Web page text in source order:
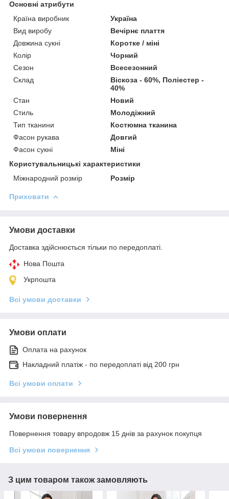
Основні атрибути
Країна виробник
Україна
Вид виробу
Вечірнє плаття
Довжина сукні
Коротке / міні
Колір
Чорний
Сезон
Всесезонний
Склад
Віскоза - 60%, Поліестер -
40%
Стан
Новий
Стиль
Молодіжний
Тип тканини
Костюмна тканина
Фасон рукава
Довгий
Фасон сукні
Міні
Користувальницькі характеристики
Міжнародний розмір
Розмір
Приховати
Умови доставки
Доставка здійснюється тільки по передоплаті.
Нова Пошта
Укрпошта
Всі умови доставки
Умови оплати
Оплата на рахунок
Накладний платіж - по передоплаті від 200 грн
Всі умови оплати
Умови повернення
Повернення товару впродовж 15 днів за рахунок покупця
Всі умови повернення
З цим товаром також замовляють